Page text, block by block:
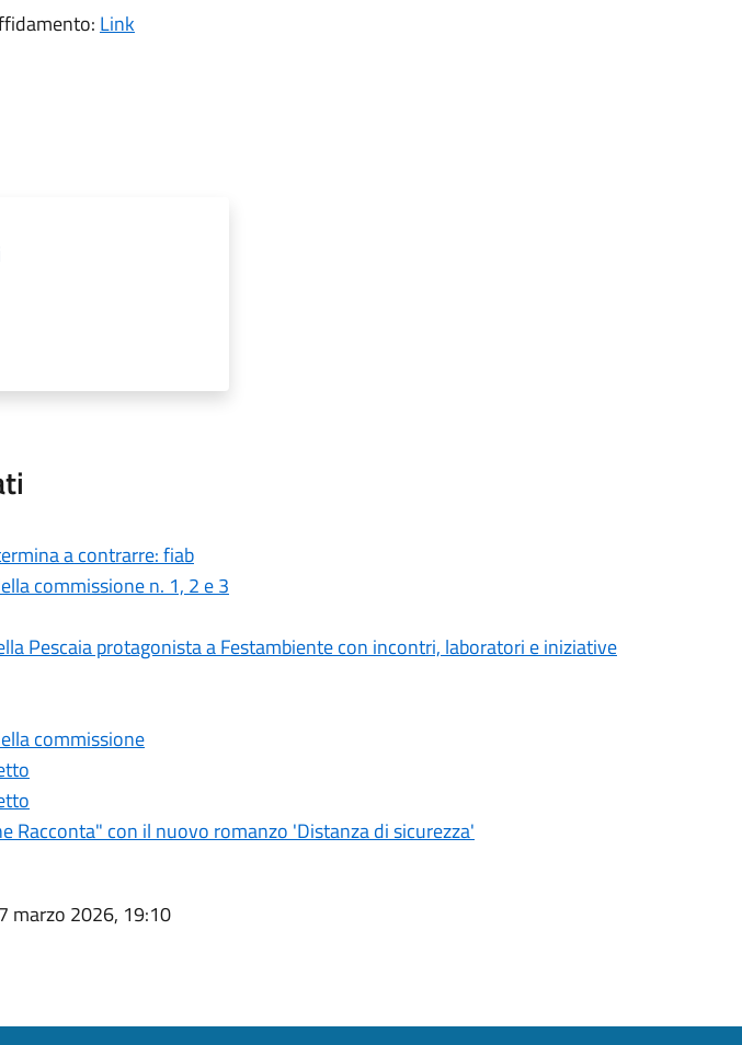
Link
a contrarre: fiab
commissione n. 1, 2 e 3
Pescaia protagonista a Festambiente con incontri, laboratori e iniziative
commissione
Racconta" con il nuovo romanzo 'Distanza di sicurezza'
marzo 2026, 19:10